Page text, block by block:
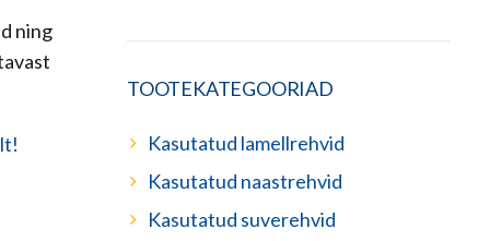
ning
TOOTEKATEGOORIAD
Kasutatud lamellrehvid
Kasutatud naastrehvid
Kasutatud suverehvid